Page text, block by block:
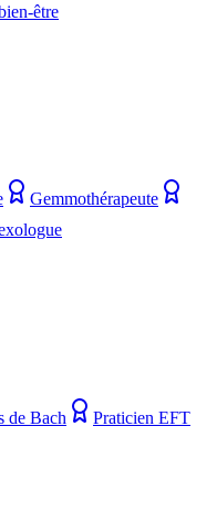
être
Gemmothérapeute
de Bach
Praticien EFT